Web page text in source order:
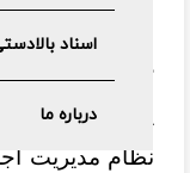
اسناد
درباره ما
چکیده
در بررسی
انتخاباتی،
تعیین‌کننده‌ای
نظام مدیریت